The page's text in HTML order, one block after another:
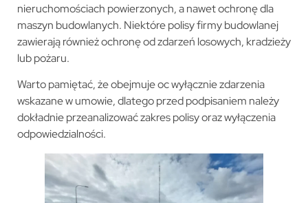
nieruchomościach powierzonych, a nawet ochronę dla
maszyn budowlanych. Niektóre polisy firmy budowlanej
zawierają również ochronę od zdarzeń losowych, kradzieży
lub pożaru.
Warto pamiętać, że obejmuje oc wyłącznie zdarzenia
wskazane w umowie, dlatego przed podpisaniem należy
dokładnie przeanalizować zakres polisy oraz wyłączenia
odpowiedzialności.